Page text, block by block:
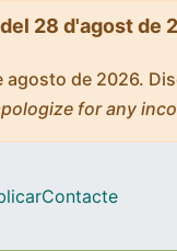
28 d'agost de
de 2026.
for any
Contacte